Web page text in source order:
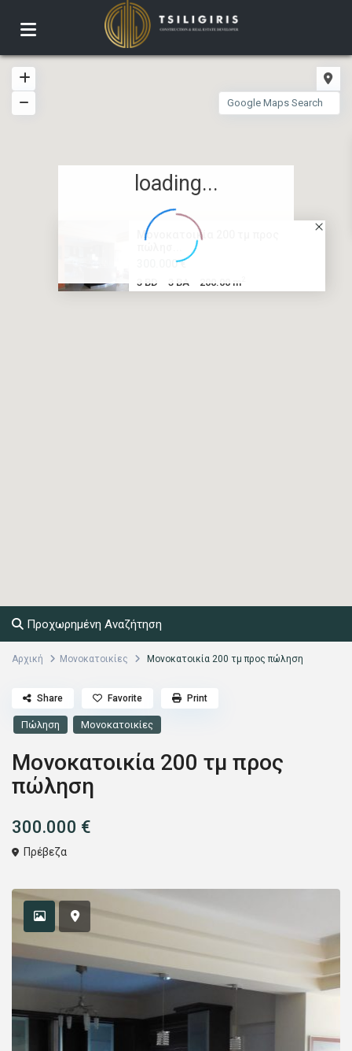
Μονοκατοικία 200 τμ προς
300.000 €
3 BD 3 BA 200.00 m
loading...
Προχωρημένη Αναζήτηση
Αρχική Μονοκατοικίες Μονοκατοικία 200 τμ προς πώληση
Πώληση Μονοκατοικίες
Μονοκατοικία 200 τμ προς
πώληση
300.000 €
Πρέβεζα
Share Favorite Print